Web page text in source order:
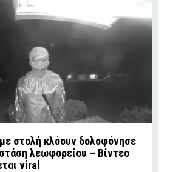
στολή κλόουν δολοφόνησε
λεωφορείου – Βίντεο
viral